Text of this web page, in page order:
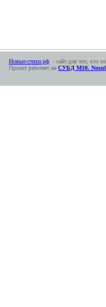
Новые-стихи.рф - сайт для тех, кто
Проект работает на СУБД М10. Nosql